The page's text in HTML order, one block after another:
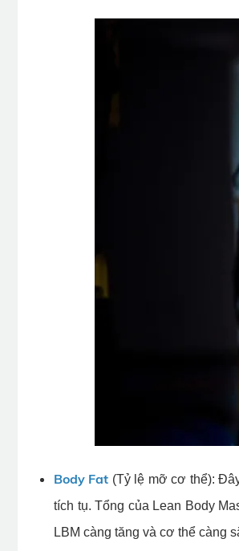
Body Fat (Tỷ lệ mỡ cơ thể):
tích tụ. Tổng của Lean Body
LBM càng tăng và cơ thể càng